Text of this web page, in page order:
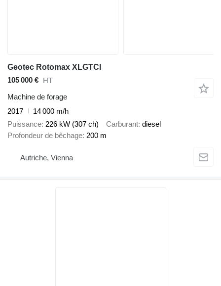
Geotec Rotomax XLGTCI
105 000 € HT
Machine de forage
2017
14 000 m/h
Puissance 226 kW (307 ch) Carburant diesel
Profondeur de bêchage 200 m
Autriche, Vienna